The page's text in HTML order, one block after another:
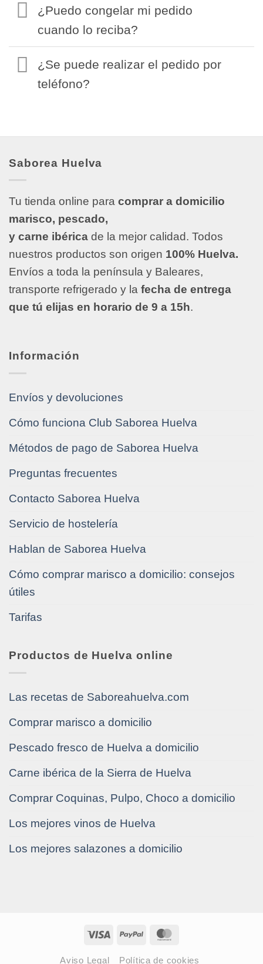
¿Puedo congelar mi pedido
cuando lo reciba?
¿Se puede realizar el pedido por
teléfono?
Saborea Huelva
Tu tienda online para comprar a domicilio
marisco, pescado,
y carne ibérica de la mejor calidad. Todos
nuestros productos son origen 100% Huelva.
Envíos a toda la península y Baleares,
transporte refrigerado y la fecha de entrega
que tú elijas en horario de 9 a 15h.
Información
Envíos y devoluciones
Cómo funciona Club Saborea Huelva
Métodos de pago de Saborea Huelva
Preguntas frecuentes
Contacto Saborea Huelva
Servicio de hostelería
Hablan de Saborea Huelva
Cómo comprar marisco a domicilio: consejos
útiles
Tarifas
Productos de Huelva online
Las recetas de Saboreahuelva.com
Comprar marisco a domicilio
Pescado fresco de Huelva a domicilio
Carne ibérica de la Sierra de Huelva
Comprar Coquinas, Pulpo, Choco a domicilio
Los mejores vinos de Huelva
Los mejores salazones a domicilio
Visa PayPal
Aviso Legal Política de cookies